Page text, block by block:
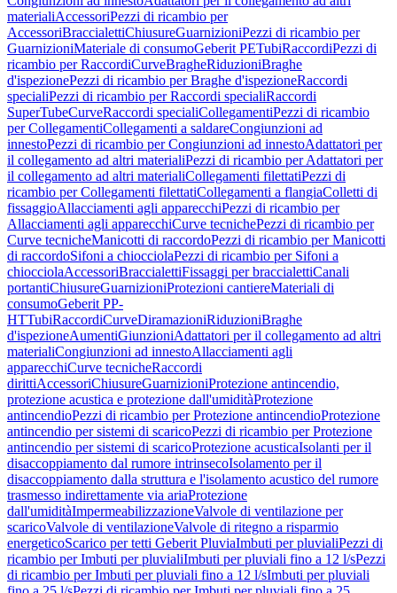
materialiAccessoriPezzi di ricambio per
AccessoriBraccialettiChiusureGuarnizioniPezzi di ricambio per
GuarnizioniMateriale di consumoGeberit PETubiRaccordiPezzi di
ricambio per RaccordiCurveBragheRiduzioniBraghe
d'ispezionePezzi di ricambio per Braghe d'ispezioneRaccordi
specialiPezzi di ricambio per Raccordi specialiRaccordi
SuperTubeCurveRaccordi specialiCollegamentiPezzi di ricambio
per CollegamentiCollegamenti a saldareCongiunzioni ad
innestoPezzi di ricambio per Congiunzioni ad innestoAdattatori per
il collegamento ad altri materialiPezzi di ricambio per Adattatori per
il collegamento ad altri materialiCollegamenti filettatiPezzi di
ricambio per Collegamenti filettatiCollegamenti a flangiaColletti di
fissaggioAllacciamenti agli apparecchiPezzi di ricambio per
Allacciamenti agli apparecchiCurve tecnichePezzi di ricambio per
Curve tecnicheManicotti di raccordoPezzi di ricambio per Manicotti
di raccordoSifoni a chiocciolaPezzi di ricambio per Sifoni a
chiocciolaAccessoriBraccialettiFissaggi per braccialettiCanali
portantiChiusureGuarnizioniProtezioni cantiereMateriali di
consumoGeberit PP-
HTTubiRaccordiCurveDiramazioniRiduzioniBraghe
d'ispezioneAumentiGiunzioniAdattatori per il collegamento ad altri
materialiCongiunzioni ad innestoAllacciamenti agli
apparecchiCurve tecnicheRaccordi
dirittiAccessoriChiusureGuarnizioniProtezione antincendio,
protezione acustica e protezione dall'umiditàProtezione
antincendioPezzi di ricambio per Protezione antincendioProtezione
antincendio per sistemi di scaricoPezzi di ricambio per Protezione
antincendio per sistemi di scaricoProtezione acusticaIsolanti per il
disaccoppiamento dal rumore intrinsecoIsolamento per il
disaccoppiamento dalla struttura e l'isolamento acustico del rumore
trasmesso indirettamente via ariaProtezione
dall'umiditàImpermeabilizzazioneValvole di ventilazione per
scaricoValvole di ventilazioneValvole di ritegno a risparmio
energeticoScarico per tetti Geberit PluviaImbuti per pluvialiPezzi di
ricambio per Imbuti per pluvialiImbuti per pluviali fino a 12 l/sPezzi
di ricambio per Imbuti per pluviali fino a 12 l/sImbuti per pluviali